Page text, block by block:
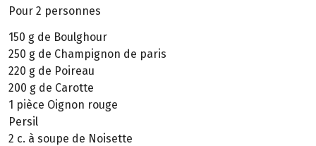
Pour 2 personnes
150 g de Boulghour
250 g de Champignon de paris
220 g de Poireau
200 g de Carotte
1 pièce Oignon rouge
Persil
2 c. à soupe de Noisette